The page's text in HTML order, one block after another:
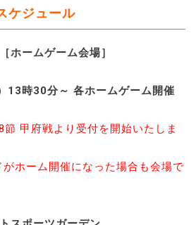
ケジュール
ホームゲーム会場］
13時30分～ 各ホームゲーム開催
甲府戦より受付を開始いたしま
ホーム開催になった場合も会場で